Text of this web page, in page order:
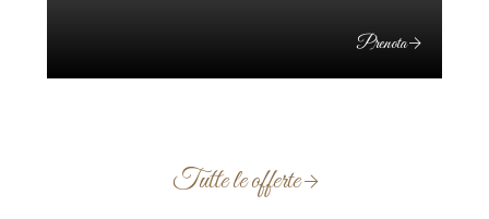
Prenota
Tutte le offerte